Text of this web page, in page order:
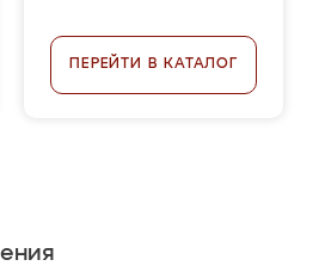
ПЕРЕЙТИ В КАТАЛОГ